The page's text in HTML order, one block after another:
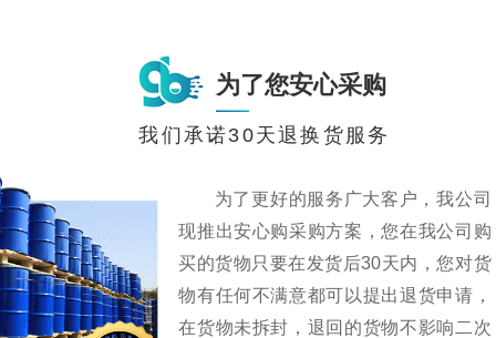
为了您安心采购
我们承诺30天退换货服务
为了更好的服务广大客户，我公司
现推出安心购采购方案，您在我公司购
买的货物只要在发货后30天内，您对货
物有任何不满意都可以提出退货申请，
在货物未拆封，退回的货物不影响二次